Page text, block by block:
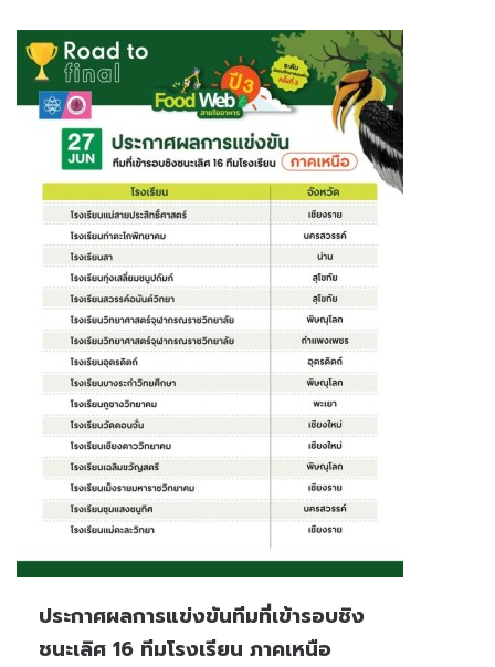
ประกาศผลการแข่งขันทีมที่เข้ารอบชิง
ชนะเลิศ 16 ทีมโรงเรียน ภาคเหนือ